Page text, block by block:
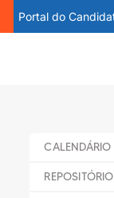
Portal do
CALENDÁRIO